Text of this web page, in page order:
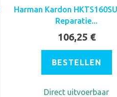
Harman Kardon
Reparatie...
106,25 €
BESTELLEN
Direct uitvoerbaar